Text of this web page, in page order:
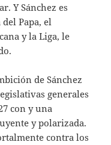
Y Sánchez es
Papa, el
y la Liga, le
de Sánchez
generales
con y una
y polarizada.
contra los